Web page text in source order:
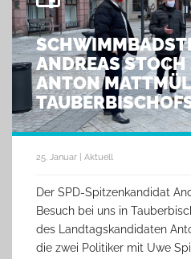
ANDREAS
ANTON
25. Januar | Aktuell
Der SPD-Spitzenkandidat
Besuch bei uns in
des Landtagskandidaten
die zwei Politiker mit Uwe